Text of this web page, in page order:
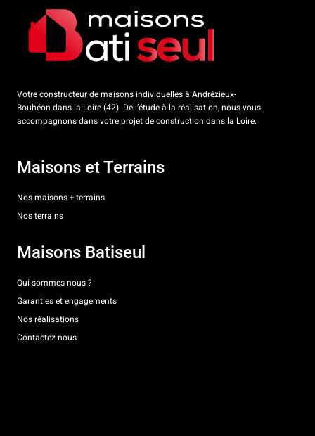
Votre constructeur de maisons individuelles à Andrézieux-
Bouhéon dans la Loire (42). De l’étude à la réalisation, nous vous
accompagnons dans votre projet de construction dans la Loire.
Maisons et Terrains
Nos maisons + terrains
Nos terrains
Maisons Batiseul
Qui sommes-nous ?
Garanties et engagements
Nos réalisations
Contactez-nous